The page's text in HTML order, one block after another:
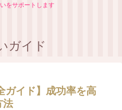
をサポートします
ガイド
ガイド】成功率を高
法